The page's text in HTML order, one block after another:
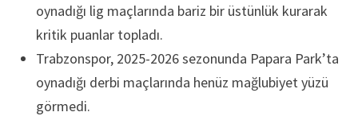
oynadığı lig maçlarında bariz bir üstünlük kurarak
kritik puanlar topladı.
Trabzonspor, 2025-2026 sezonunda Papara Park’ta
oynadığı derbi maçlarında henüz mağlubiyet yüzü
görmedi.